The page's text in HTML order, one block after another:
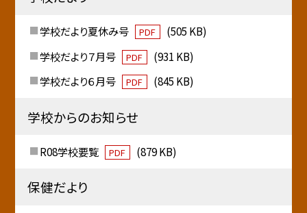
学校だより夏休み号 PDF
(505 KB)
学校だより７月号
PDF
(931 KB)
学校だより６月号
PDF (845 KB)
学校からのお知らせ
R08学校要覧 PDF (879 KB)
保健だより